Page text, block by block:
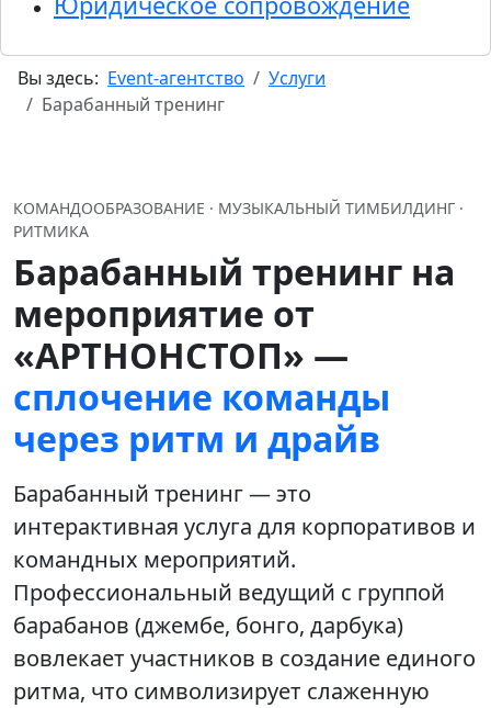
Вы здесь: Event-агентство
Услуги
Барабанный тренинг
КОМАНДООБРАЗОВАНИЕ · МУЗЫКАЛЬНЫЙ ТИМБИЛДИНГ ·
РИТМИКА
Барабанный тренинг на
мероприятие от
«АРТНОНСТОП» —
сплочение команды
через ритм и драйв
Барабанный тренинг — это
интерактивная услуга для корпоративов и
командных мероприятий.
Профессиональный ведущий с группой
барабанов (джембе, бонго, дарбука)
вовлекает участников в создание единого
ритма, что символизирует слаженную